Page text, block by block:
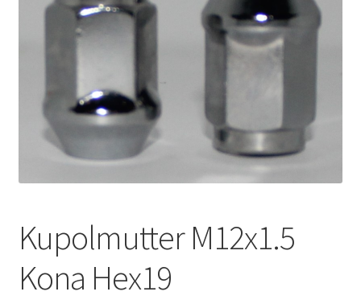
Kontakt / Info
Kupolmutter M12x1.5
Kona Hex19